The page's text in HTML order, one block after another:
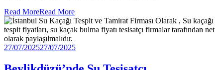
Read MoreRead More
27/07/202527/07/2025